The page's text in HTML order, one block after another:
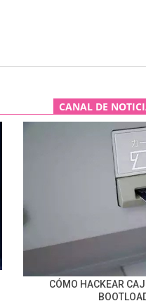
CANAL DE
CÓMO HACKEAR